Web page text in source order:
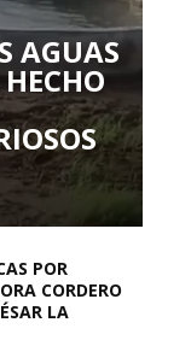
AGUAS
POR
CORDERO
LA